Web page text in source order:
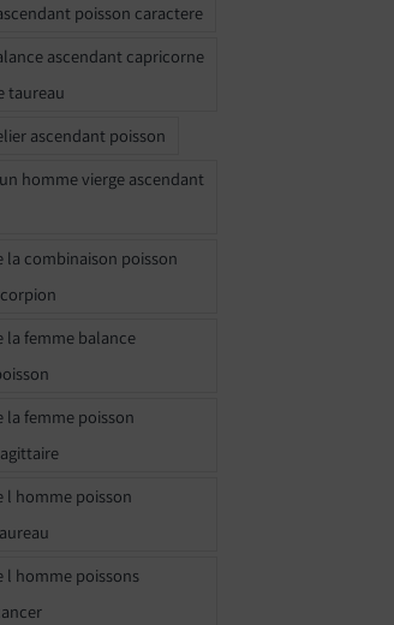
poisson caractere
ascendant capricorne
taureau
ascendant poisson
homme vierge ascendant
la combinaison poisson
la femme balance
la femme poisson
l homme poisson
l homme poissons